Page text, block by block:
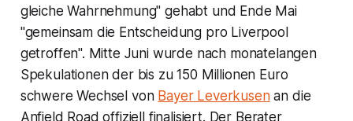
gleiche Wahrnehmung" gehabt und Ende Mai
"gemeinsam die Entscheidung pro Liverpool
getroffen". Mitte Juni wurde nach monatelangen
Spekulationen der bis zu 150 Millionen Euro
schwere Wechsel von Bayer Leverkusenan die
Anfield Road offiziell finalisiert. Der Berater